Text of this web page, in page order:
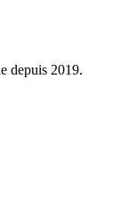
depuis 2019.